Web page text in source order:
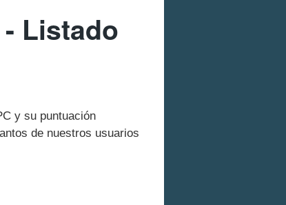
Listado
y su puntuación
de nuestros usuarios